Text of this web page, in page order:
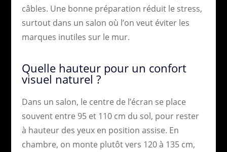
câbles. Une bonne préparation réduit le stress,
surtout dans un salon où l’on veut éviter les
marques inutiles sur le mur.
Quelle hauteur pour un confort
visuel naturel ?
Dans un salon, le centre de l’écran se place
souvent entre 95 et 110 cm du sol, pour rester
à hauteur des yeux en position assise. En
chambre, on monte plutôt vers 120 à 135 cm,